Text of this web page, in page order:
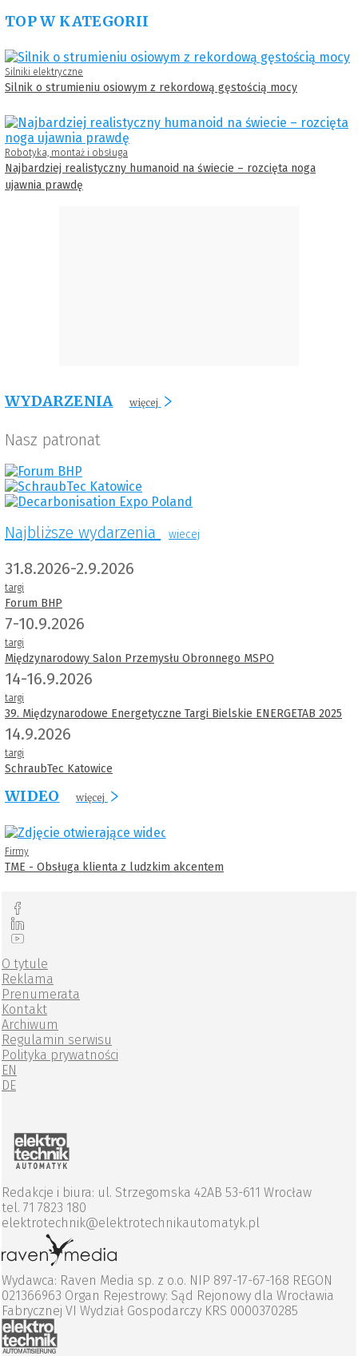
TOP W KATEGORII
Silniki elektryczne
Silnik o strumieniu osiowym z rekordową gęstością mocy
Robotyka, montaż i obsługa
Najbardziej realistyczny humanoid na świecie – rozcięta noga
ujawnia prawdę
WYDARZENIA więcej
Nasz patronat
Najbliższe wydarzenia wiecej
31.8.2026-2.9.2026
targi
Forum BHP
7-10.9.2026
targi
Międzynarodowy Salon Przemysłu Obronnego MSPO
14-16.9.2026
targi
39. Międzynarodowe Energetyczne Targi Bielskie ENERGETAB 2025
14.9.2026
targi
SchraubTec Katowice
WIDEO więcej
Firmy
TME - Obsługa klienta z ludzkim akcentem
O tytule
Reklama
Prenumerata
Kontakt
Archiwum
Regulamin serwisu
Polityka prywatności
EN
DE
Redakcje i biura: ul. Strzegomska 42AB 53-611 Wrocław
tel. 71 7823 180
elektrotechnik@elektrotechnikautomatyk.pl
Wydawca: Raven Media sp. z o.o. NIP 897-17-67-168 REGON
021366963 Organ Rejestrowy: Sąd Rejonowy dla Wrocławia
Fabrycznej VI Wydział Gospodarczy KRS 0000370285